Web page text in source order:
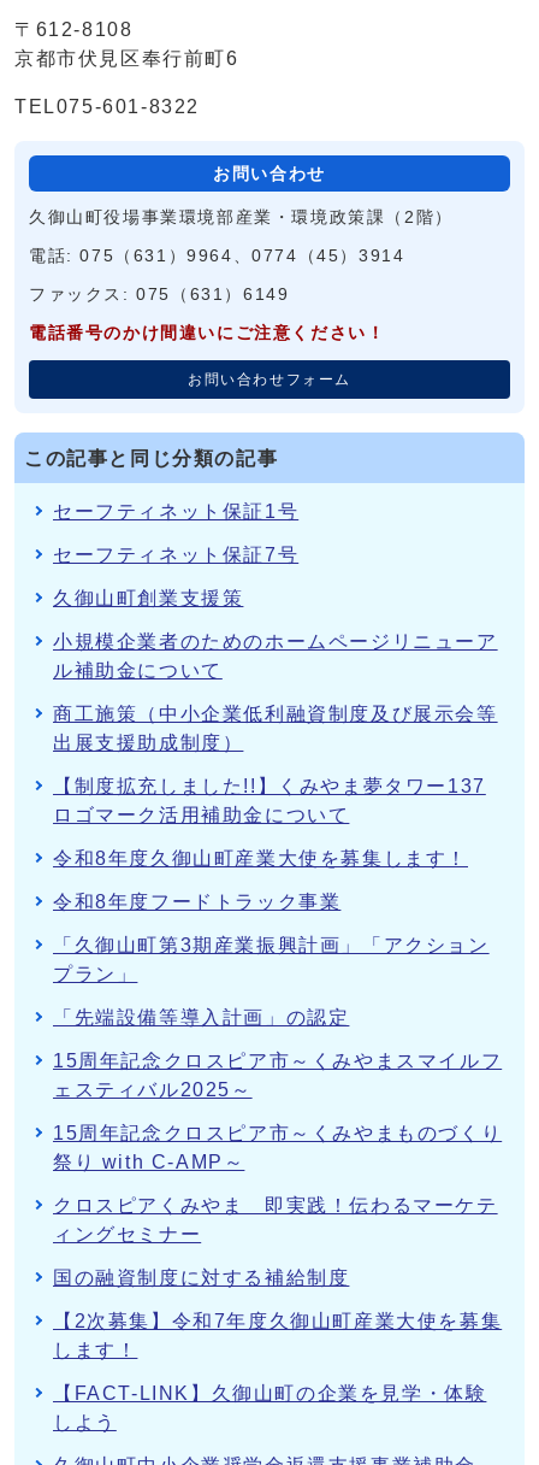
〒612-8108
京都市伏見区奉行前町6
TEL075-601-8322
お問い合わせ
久御山町役場事業環境部産業・環境政策課（2階）
電話: 075（631）9964、0774（45）3914
ファックス: 075（631）6149
電話番号のかけ間違いにご注意ください！
お問い合わせフォーム
この記事と同じ分類の記事
セーフティネット保証1号
セーフティネット保証7号
久御山町創業支援策
小規模企業者のためのホームページリニューア
ル補助金について
商工施策（中小企業低利融資制度及び展示会等
出展支援助成制度）
【制度拡充しました!!】くみやま夢タワー137
ロゴマーク活用補助金について
令和8年度久御山町産業大使を募集します！
令和8年度フードトラック事業
「久御山町第3期産業振興計画」「アクション
プラン」
「先端設備等導入計画」の認定
15周年記念クロスピア市～くみやまスマイルフ
ェスティバル2025～
15周年記念クロスピア市～くみやまものづくり
祭り with C-AMP～
クロスピアくみやま 即実践！伝わるマーケテ
ィングセミナー
国の融資制度に対する補給制度
【2次募集】令和7年度久御山町産業大使を募集
します！
【FACT-LINK】久御山町の企業を見学・体験
しよう